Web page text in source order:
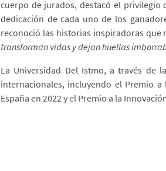
cuerpo de jurados, destacó el privilegio
dedicación de cada uno de los
reconoció las historias inspiradoras que
transforman vidas y dejan huellas
La Universidad Del Istmo, a través de
internacionales, incluyendo el Premio
España en 2022 y el Premio a la